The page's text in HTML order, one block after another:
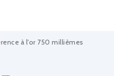
à l'or 750 millièmes